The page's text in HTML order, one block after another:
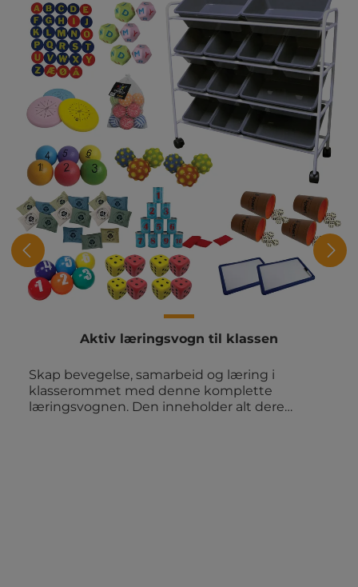
Aktiv læringsvogn til klassen
Skap bevegelse, samarbeid og læring i
klasserommet med denne komplette
læringsvognen. Den inneholder alt dere